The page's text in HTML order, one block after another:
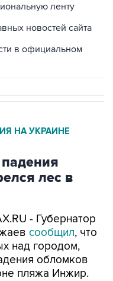
ленту
новостей сайта
в официальном
НА УКРАИНЕ
лес в
- Губернатор
сообщил, что
над городом,
обломков
пляжа Инжир.